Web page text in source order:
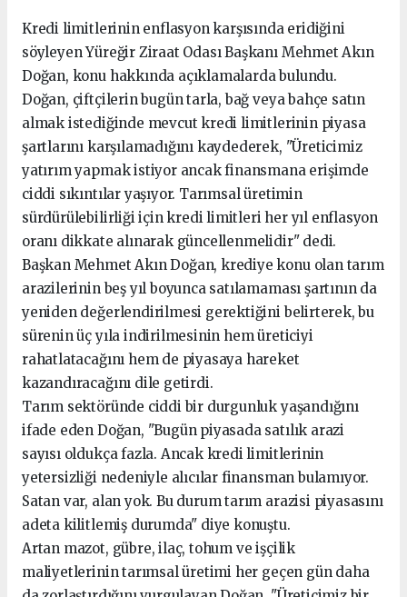
Kredi limitlerinin enflasyon karşısında eridiğini
söyleyen Yüreğir Ziraat Odası Başkanı Mehmet Akın
Doğan, konu hakkında açıklamalarda bulundu.
Doğan, çiftçilerin bugün tarla, bağ veya bahçe satın
almak istediğinde mevcut kredi limitlerinin piyasa
şartlarını karşılamadığını kaydederek, "Üreticimiz
yatırım yapmak istiyor ancak finansmana erişimde
ciddi sıkıntılar yaşıyor. Tarımsal üretimin
sürdürülebilirliği için kredi limitleri her yıl enflasyon
oranı dikkate alınarak güncellenmelidir" dedi.
Başkan Mehmet Akın Doğan, krediye konu olan tarım
arazilerinin beş yıl boyunca satılamaması şartının da
yeniden değerlendirilmesi gerektiğini belirterek, bu
sürenin üç yıla indirilmesinin hem üreticiyi
rahatlatacağını hem de piyasaya hareket
kazandıracağını dile getirdi.
Tarım sektöründe ciddi bir durgunluk yaşandığını
ifade eden Doğan, "Bugün piyasada satılık arazi
sayısı oldukça fazla. Ancak kredi limitlerinin
yetersizliği nedeniyle alıcılar finansman bulamıyor.
Satan var, alan yok. Bu durum tarım arazisi piyasasını
adeta kilitlemiş durumda" diye konuştu.
Artan mazot, gübre, ilaç, tohum ve işçilik
maliyetlerinin tarımsal üretimi her geçen gün daha